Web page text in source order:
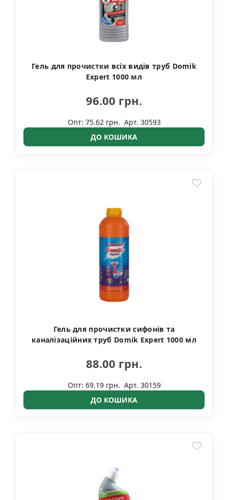
Гель для прочистки всіх видів труб Domik
Expert 1000 мл
96.00 грн.
Опт: 75.62 грн. Арт. 30593
ДО КОШИКА
Гель для прочистки сифонів та
каналізаційних труб Domik Expert 1000 мл
88.00 грн.
Опт: 69.19 грн. Арт. 30159
ДО КОШИКА